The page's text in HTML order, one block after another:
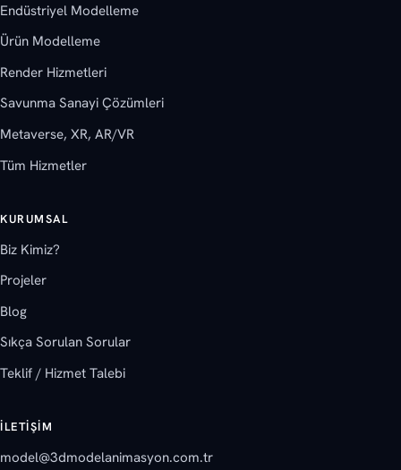
Endüstriyel Modelleme
Ürün Modelleme
Render Hizmetleri
Savunma Sanayi Çözümleri
Metaverse, XR, AR/VR
Tüm Hizmetler
KURUMSAL
Biz Kimiz?
Projeler
Blog
Sıkça Sorulan Sorular
Teklif / Hizmet Talebi
İLETIŞIM
model@3dmodelanimasyon.com.tr